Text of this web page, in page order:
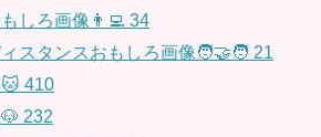
しろ画像👨‍💻 34
スタンスおもしろ画像🧑‍🤝‍🧑 21
410
232